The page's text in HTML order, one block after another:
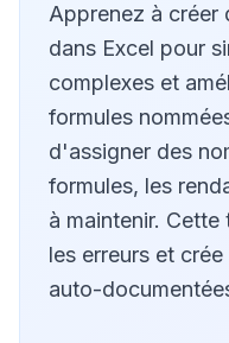
Apprenez à créer
dans Excel pour
complexes et
formules
d'assigner des
formules, les
à maintenir.
les erreurs et
auto-